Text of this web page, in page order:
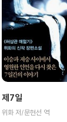
제7일
위화 저/문현선 역